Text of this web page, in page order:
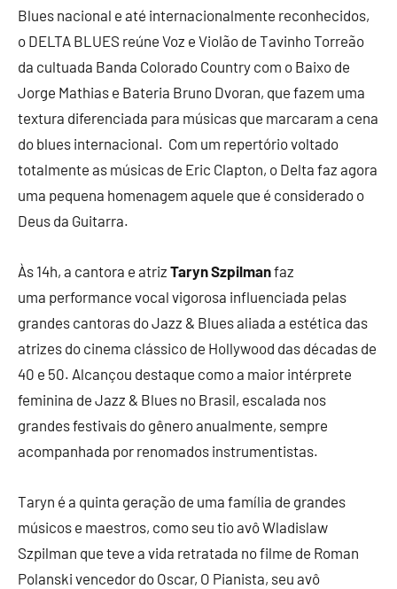
Blues nacional e até internacionalmente reconhecidos,
o DELTA BLUES reúne Voz e Violão de Tavinho Torreão
da cultuada Banda Colorado Country com o Baixo de
Jorge Mathias e Bateria Bruno Dvoran, que fazem uma
textura diferenciada para músicas que marcaram a cena
do blues internacional. Com um repertório voltado
totalmente as músicas de Eric Clapton, o Delta faz agora
uma pequena homenagem aquele que é considerado o
Deus da Guitarra.
Às 14h, a cantora e atriz Taryn Szpilmanfaz
uma performance vocal vigorosa influenciada pelas
grandes cantoras do Jazz & Blues aliada a estética das
atrizes do cinema clássico de Hollywood das décadas de
40 e 50. Alcançou destaque como a maior intérprete
feminina de Jazz & Blues no Brasil, escalada nos
grandes festivais do gênero anualmente, sempre
acompanhada por renomados instrumentistas.
Taryn é a quinta geração de uma família de grandes
músicos e maestros, como seu tio avô Wladislaw
Szpilman que teve a vida retratada no filme de Roman
Polanski vencedor do Oscar, O Pianista, seu avô